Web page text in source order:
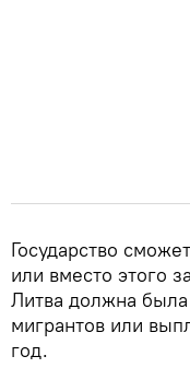
Государство
или вместо этого
Литва должна
мигрантов или
год.